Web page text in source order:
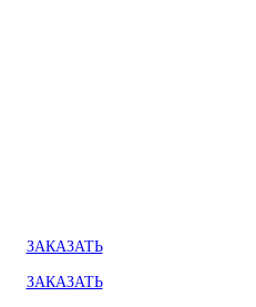
ЗАКАЗАТЬ
ЗАКАЗАТЬ